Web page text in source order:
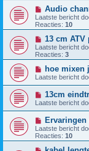
Audio
Laatste bericht
Reacties: 10
13 cm
Laatste bericht
Reacties: 3
hoe mixen
Laatste bericht
13cm
Laatste bericht
Laatste bericht
Reacties: 10